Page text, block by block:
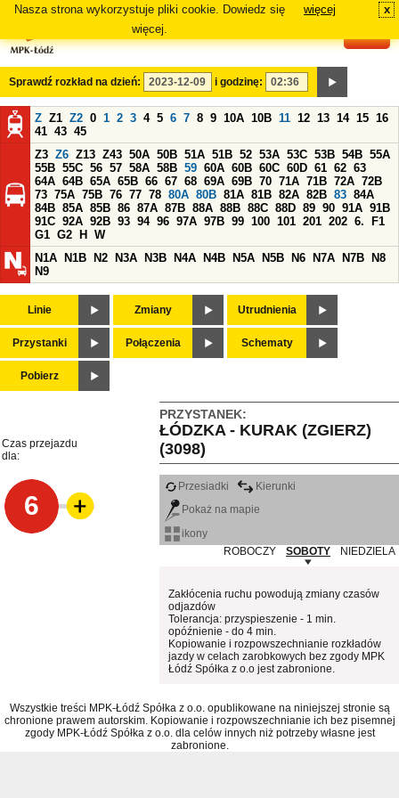
Nasza strona wykorzystuje pliki cookie. Dowiedz się
więcej.
więcej x
Sprawdź rozkład na dzień: i godzinę:
Z Z1 Z2 0 1 2 3 4 5 6 7 8 9 10A 10B 11 12 13 14 15 16
41 43 45
Z3 Z6 Z13 Z43 50A 50B 51A 51B 52 53A 53C 53B 54B 55A
55B 55C 56 57 58A 58B 59 60A 60B 60C 60D 61 62 63
64A 64B 65A 65B 66 67 68 69A 69B 70 71A 71B 72A 72B
73 75A 75B 76 77 78 80A 80B 81A 81B 82A 82B 83 84A
84B 85A 85B 86 87A 87B 88A 88B 88C 88D 89 90 91A 91B
91C 92A 92B 93 94 96 97A 97B 99 100 101 201 202 6.
F1
G1 G2 H
W
N1A
N1B N2 N3A N3B N4A N4B N5A N5B N6 N7A N7B
N8
N9
Linie Zmiany Utrudnienia
Przystanki Połączenia Schematy
Pobierz
PRZYSTANEK:
ŁÓDZKA - KURAK (ZGIERZ)
(3098)
Czas przejazdu
dla:
6
Przesiadki
Kierunki
Pokaż na mapie
ikony
ROBOCZY
SOBOTY NIEDZIELA
Zakłócenia ruchu powodują zmiany czasów
odjazdów
Tolerancja: przyspieszenie - 1 min.
opóźnienie - do 4 min.
Kopiowanie i rozpowszechnianie rozkładów
jazdy w celach zarobkowych bez zgody MPK
Łódź Spółka z o.o jest zabronione.
Wszystkie treści MPK-Łódź Spółka z o.o. opublikowane na niniejszej stronie są
chronione prawem autorskim. Kopiowanie i rozpowszechnianie ich bez pisemnej
zgody MPK-Łódź Spółka z o.o. dla celów innych niż potrzeby własne jest
zabronione.